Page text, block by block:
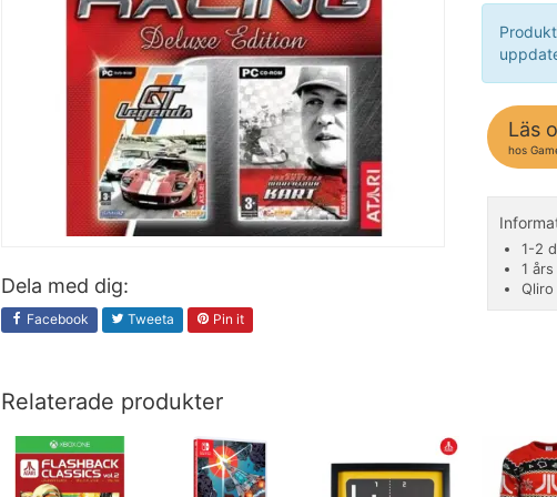
Dela med dig:
Facebook Tweeta Pin it
Läs
hos
1-2
1
Qliro
Relaterade produkter